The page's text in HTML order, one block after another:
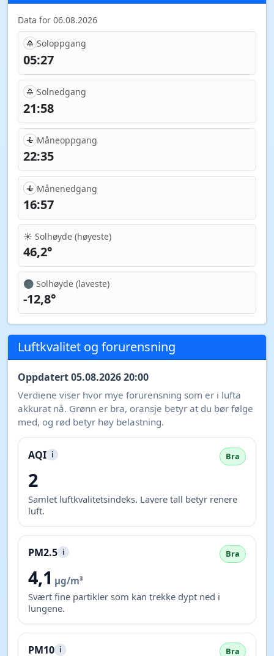
Data for 06.08.2026
Soloppgang
05:27
Solnedgang
21:58
Måneoppgang
22:35
Månenedgang
16:57
☀️ Solhøyde (høyeste)
46,2°
🌑 Solhøyde (laveste)
-12,8°
Luftkvalitet og forurensning
Oppdatert 05.08.2026 20:00
Verdiene viser hvor mye forurensning som er i lufta
akkurat nå. Grønn er bra, oransje betyr at du bør følge
med, og rød betyr høy belastning.
AQI i Bra
2
Samlet luftkvalitetsindeks. Lavere tall betyr renere
luft.
PM2.5 i Bra
4,1 µg/m³
Svært fine partikler som kan trekke dypt ned i
lungene.
PM10 i Bra